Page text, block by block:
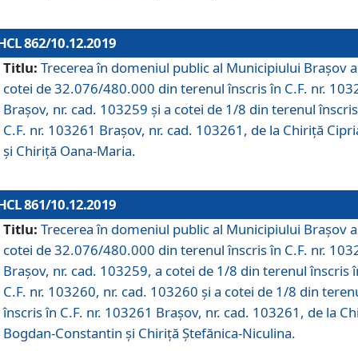
862/10.12.2019
Titlu: Trecerea în domeniul public al Municipiului Braşov a
cotei de 32.076/480.000 din terenul înscris în C.F. nr.
Brașov, nr. cad. 103259 și a cotei de 1/8 din terenul
C.F. nr. 103261 Brașov, nr. cad. 103261, de la Chiriță
și Chiriță Oana-Maria.
861/10.12.2019
Titlu: Trecerea în domeniul public al Municipiului Braşov a
cotei de 32.076/480.000 din terenul înscris în C.F. nr.
Brașov, nr. cad. 103259, a cotei de 1/8 din terenul înscris
C.F. nr. 103260, nr. cad. 103260 și a cotei de 1/8 din
înscris în C.F. nr. 103261 Brașov, nr. cad. 103261, de la
Bogdan-Constantin și Chiriță Ștefănica-Niculina.